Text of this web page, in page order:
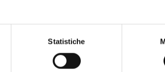
Statistiche
delle
#lemieTerrediPisa
Esperienze
Territori